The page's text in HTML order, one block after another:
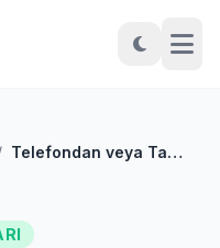
Telefondan veya Tabletten Çalışacak Yüks...